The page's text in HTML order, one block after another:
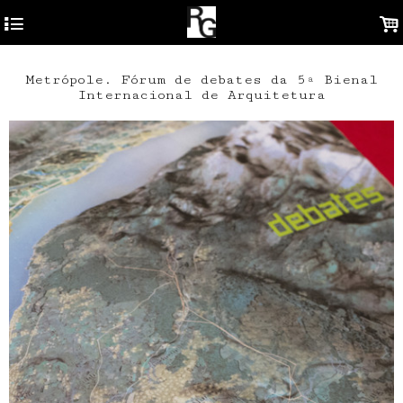
4 .
Metrópole. Fórum de debates da 5ª Bienal
Internacional de Arquitetura